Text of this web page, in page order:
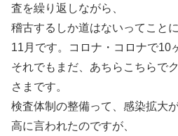
査を繰り返しながら、
稽古するしか道はないってことに
11月です。コロナ・コロナで10
それでもまだ、あちらこちらで
さまです。
検査体制の整備って、感染拡大
高に言われたのですが、